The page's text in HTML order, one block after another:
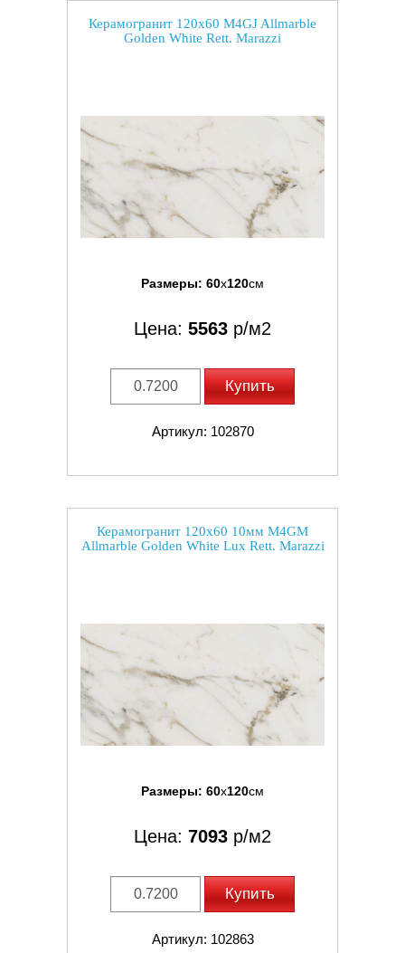
Керамогранит 120x60 M4GJ Allmarble
Golden White Rett. Marazzi
Размеры: 60x120см
Цена: 5563 р/м2
Купить
Артикул: 102870
Керамогранит 120x60 10мм M4GM
Allmarble Golden White Lux Rett. Marazzi
Размеры: 60x120см
Цена: 7093 р/м2
Купить
Артикул: 102863